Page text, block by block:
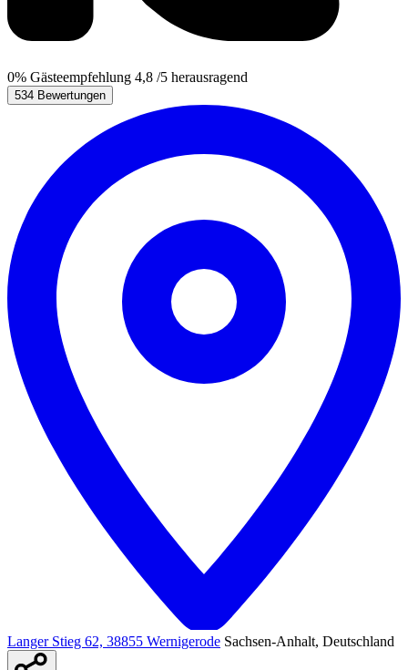
0% Gästeempfehlung 4,8 /5 herausragend
534 Bewertungen
Langer Stieg 62, 38855 Wernigerode Sachsen-Anhalt, Deutschland